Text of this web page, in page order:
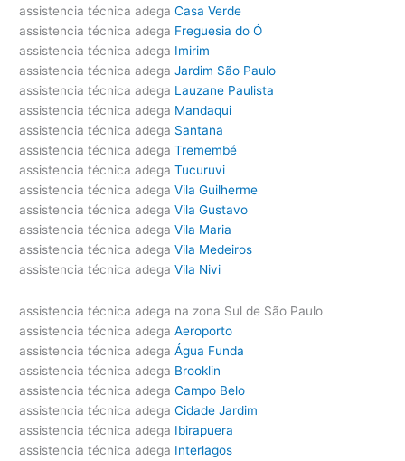
assistencia técnica adega Casa Verde
assistencia técnica adega Freguesia do Ó
assistencia técnica adega Imirim
assistencia técnica adega Jardim São Paulo
assistencia técnica adega Lauzane Paulista
assistencia técnica adega Mandaqui
assistencia técnica adega Santana
assistencia técnica adega Tremembé
assistencia técnica adega Tucuruvi
assistencia técnica adega Vila Guilherme
assistencia técnica adega Vila Gustavo
assistencia técnica adega Vila Maria
assistencia técnica adega Vila Medeiros
assistencia técnica adega Vila Nivi
assistencia técnica adega na zona Sul de São Paulo
assistencia técnica adega Aeroporto
assistencia técnica adega Água Funda
assistencia técnica adega Brooklin
assistencia técnica adega Campo Belo
assistencia técnica adega Cidade Jardim
assistencia técnica adega Ibirapuera
assistencia técnica adega Interlagos